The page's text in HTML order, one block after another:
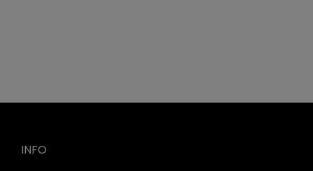
INFO